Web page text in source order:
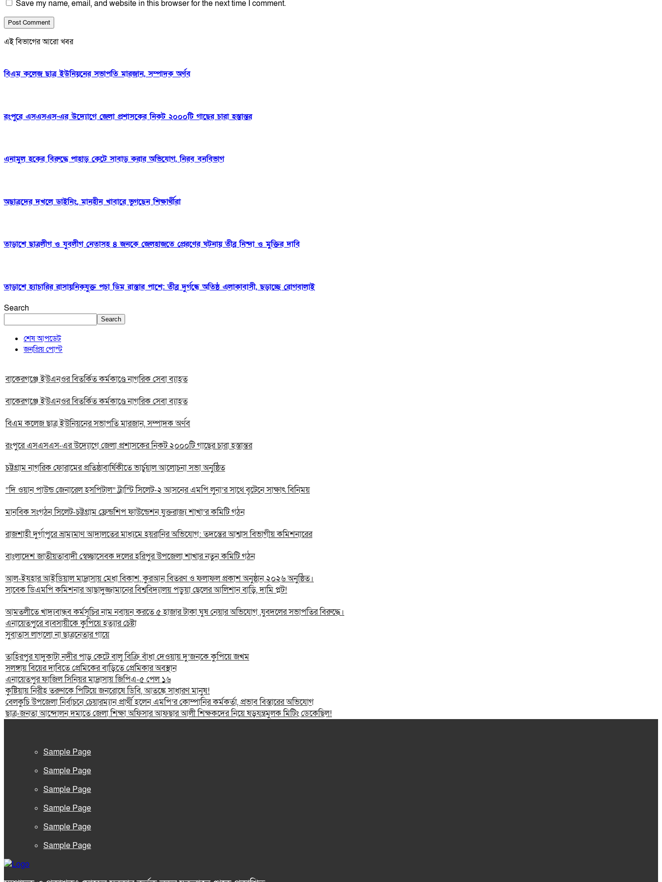
Save my name, email, and website in this browser for the next time I comment.
এই বিভাগের আরো খবর
বিএম কলেজ ছাত্র ইউনিয়নের সভাপতি মারজান, সম্পাদক অর্ণব
রংপুরে এসএসএস-এর উদ্যোগে জেলা প্রশাসকের নিকট ২০০০টি গাছের চারা হস্তান্তর
এনামুল হকের বিরুদ্ধে পাহাড় কেটে সাবাড় করার অভিযোগ, নিরব বনবিভাগ
অছাত্রদের দখলে ডাইনিং, মানহীন খাবারে ভুগছেন শিক্ষার্থীরা
তাড়াশে ছাত্রলীগ ও যুবলীগ নেতাসহ ৪ জনকে জেলহাজতে প্রেরণের ঘটনায় তীব্র নিন্দা ও মুক্তির দাবি
তাড়াশে হ্যাচারির রাসায়নিকযুক্ত পচা ডিম রাস্তার পাশে: তীব্র দুর্গন্ধে অতিষ্ঠ এলাকাবাসী, ছড়াচ্ছে রোগবালাই
Search
Search
শেষ আপডেট
জনপ্রিয় পোস্ট
বাকেরগঞ্জে ইউএনওর বিতর্কিত কর্মকাণ্ডে নাগরিক সেবা ব্যাহত
বাকেরগঞ্জে ইউএনওর বিতর্কিত কর্মকাণ্ডে নাগরিক সেবা ব্যাহত
বিএম কলেজ ছাত্র ইউনিয়নের সভাপতি মারজান, সম্পাদক অর্ণব
রংপুরে এসএসএস-এর উদ্যোগে জেলা প্রশাসকের নিকট ২০০০টি গাছের চারা হস্তান্তর
চট্টগ্রাম নাগরিক ফোরামের প্রতিষ্ঠাবার্ষিকীতে ভার্চুয়াল আলোচনা সভা অনুষ্ঠিত
“দি ওয়ান পাউন্ড জেনারেল হসপিটাল” ট্রাস্টি সিলেট-২ আসনের এমপি লুনা’র সা‌থে বৃটেনে সাক্ষাৎ বিনিময়
মানবিক সংগঠন সিলেট-চট্টগ্রাম ফ্রেন্ডশিপ ফাউন্ডেশন যুক্তরাজ্য শাখা’র কমিটি গঠন
রাজশাহী দুর্গাপুরে ভ্রাম্যমাণ আদালতের মাধ্যমে হয়রানির অভিযোগ: তদন্তের আশ্বাস বিভাগীয় কমিশনারের
বাংলাদেশ জাতীয়তাবাদী স্বেচ্ছাসেবক দলের হরিপুর উপজেলা শাখার নতুন কমিটি গঠন
আল-ইযহার আইডিয়াল মাদ্রাসায় মেধা বিকাশ, কুরআন বিতরণ ও ফলাফল প্রকাশ অনুষ্ঠান ২০২৬ অনুষ্ঠিত।
সাবেক ডিএমপি কমিশনার আছাদুজ্জামানের বিশ্ববিদ্যালয় পড়ুয়া ছেলের আলিশান বাড়ি, দামি প্লট!
আমতলীতে খাদ্যবান্ধব কর্মসূচির নাম নবায়ন করতে ৫ হাজার টাকা ঘুষ নেয়ার অভিযোগ ,যুবদলের সভাপতির বিরুদ্ধে।
এনায়েতপুরে ব্যবসায়ীকে কুপিয়ে হত্যার চেষ্টা
সুবাতাস লাগলো না ছাত্রনেতার গায়ে
তাহিরপুর যাদুকাটা নদীর পাড় কেটে বালু বিক্রি বাঁধা দেওয়ায় দু’জনকে কুপিয়ে জখম
সলঙ্গায় বিয়ের দাবিতে প্রেমিকের বাড়িতে প্রেমিকার অবস্থান
এনায়েতপুর ফাজিল সিনিয়র মাদ্রাসায় জিপিএ-৫ পেল ১৬
কুষ্টিয়ায় নিরীহ তরুণকে পিটিয়ে জনরোষে ডিবি, আতঙ্কে সাধারণ মানুষ!
বেলকুচি উপজেলা নির্বাচনে চেয়ারম্যান প্রার্থী হলেন এমপি’র কোম্পানির কর্মকর্তা, প্রভাব বিস্তারের অভিযোগ
ছাত্র-জনতা আন্দোলন দমাতে জেলা শিক্ষা অফিসার আফছার আলী শিক্ষকদের নিয়ে ষড়যন্ত্রমুলক মিটিং ডেকেছিল!
Sample Page
Sample Page
Sample Page
Sample Page
Sample Page
Sample Page